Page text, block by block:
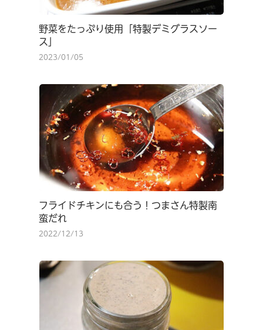
野菜をたっぷり使用「特製デミグラスソー
ス」
2023/01/05
フライドチキンにも合う！つまさん特製南
蛮だれ
2022/12/13